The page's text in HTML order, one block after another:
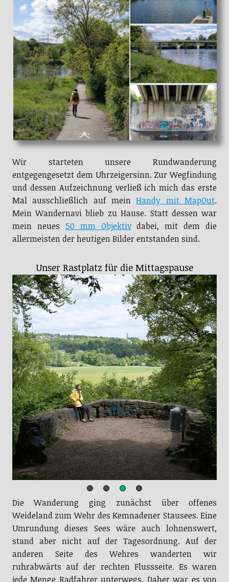
Wir starteten unsere Rundwanderung
entgegengesetzt dem Uhrzeigersinn. Zur Wegfindung
und dessen Aufzeichnung verließ ich mich das erste
Mal ausschließlich auf meinHandy mit MapOut.
Mein Wandernavi blieb zu Hause. Statt dessen war
mein neues 50 mm Objektivdabei, mit dem die
allermeisten der heutigen Bilder entstanden sind.
Gelbe Anemonen
Die Wanderung ging zunächst über offenes
Weideland zum Wehr des Kemnadener Stausees. Eine
Umrundung dieses Sees wäre auch lohnenswert,
stand aber nicht auf der Tagesordnung. Auf der
anderen Seite des Wehres wanderten wir
ruhrabwärts auf der rechten Flussseite. Es waren
jede Menge Radfahrer unterwegs. Daher war es von